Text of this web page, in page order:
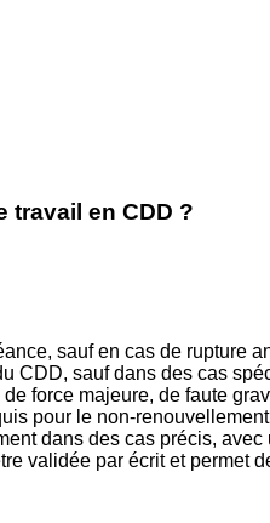
travail en CDD ?
sauf en cas de rupture
CDD, sauf dans des cas
force majeure, de faute
pour le non-
dans des cas précis,
validée par écrit et